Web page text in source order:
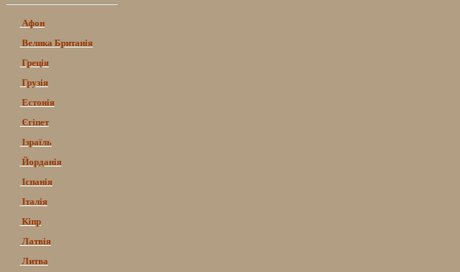
Афон
Велика Британія
Греція
Грузія
Естонія
Єгіпет
Ізраїль
Йорданія
Іспанія
Італія
Кіпр
Латвія
Литва